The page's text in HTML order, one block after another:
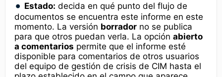
Estado: decida en qué punto del flujo de
documentos se encuentra este informe en este
momento. La versión borrador no se publica
para que otros puedan verla. La opción abierto
a comentarios permite que el informe esté
disponible para comentarios de otros usuarios
del equipo de gestión de crisis de CIM hasta el